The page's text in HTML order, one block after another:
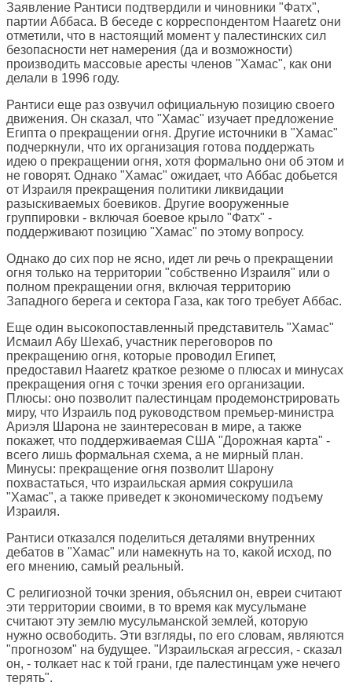
Заявление Рантиси подтвердили и чиновники "Фатх",
партии Аббаса. В беседе с корреспондентом Haaretz они
отметили, что в настоящий момент у палестинских сил
безопасности нет намерения (да и возможности)
производить массовые аресты членов "Хамас", как они
делали в 1996 году.
Рантиси еще раз озвучил официальную позицию своего
движения. Он сказал, что "Хамас" изучает предложение
Египта о прекращении огня. Другие источники в "Хамас"
подчеркнули, что их организация готова поддержать
идею о прекращении огня, хотя формально они об этом и
не говорят. Однако "Хамас" ожидает, что Аббас добьется
от Израиля прекращения политики ликвидации
разыскиваемых боевиков. Другие вооруженные
группировки - включая боевое крыло "Фатх" -
поддерживают позицию "Хамас" по этому вопросу.
Однако до сих пор не ясно, идет ли речь о прекращении
огня только на территории "собственно Израиля" или о
полном прекращении огня, включая территорию
Западного берега и сектора Газа, как того требует Аббас.
Еще один высокопоставленный представитель "Хамас"
Исмаил Абу Шехаб, участник переговоров по
прекращению огня, которые проводил Египет,
предоставил Haaretz краткое резюме о плюсах и минусах
прекращения огня с точки зрения его организации.
Плюсы: оно позволит палестинцам продемонстрировать
миру, что Израиль под руководством премьер-министра
Ариэля Шарона не заинтересован в мире, а также
покажет, что поддерживаемая США "Дорожная карта" -
всего лишь формальная схема, а не мирный план.
Минусы: прекращение огня позволит Шарону
похвастаться, что израильская армия сокрушила
"Хамас", а также приведет к экономическому подъему
Израиля.
Рантиси отказался поделиться деталями внутренних
дебатов в "Хамас" или намекнуть на то, какой исход, по
его мнению, самый реальный.
С религиозной точки зрения, объяснил он, евреи считают
эти территории своими, в то время как мусульмане
считают эту землю мусульманской землей, которую
нужно освободить. Эти взгляды, по его словам, являются
"прогнозом" на будущее. "Израильская агрессия, - сказал
он, - толкает нас к той грани, где палестинцам уже нечего
терять".